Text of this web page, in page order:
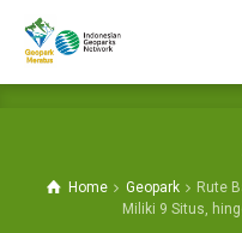
Home Geopark
Rute
Miliki 9 Situs,